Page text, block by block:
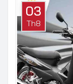
03
Th8